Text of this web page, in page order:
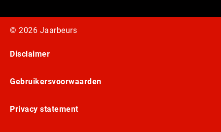
© 2026 Jaarbeurs
Disclaimer
Gebruikersvoorwaarden
Privacy statement